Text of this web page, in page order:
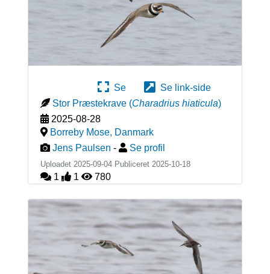
Se
Se link-side
Stor Præstekrave (Charadrius hiaticula)
2025-08-28
Borreby Mose, Danmark
Jens Paulsen - Se profil
Uploadet 2025-09-04 Publiceret 2025-10-18
1 1 780